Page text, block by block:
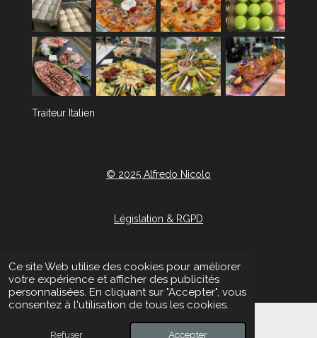
Ce site Web utilise des cookies pour améliorer
votre expérience et afficher des publicités
personnalisées. En cliquant sur "Accepter", vous
consentez à l'utilisation de tous les cookies.
Refuser Accepter
Traiteur Italien
© 2025 Alfredo Nicolo
Législation & RGPD
Contact